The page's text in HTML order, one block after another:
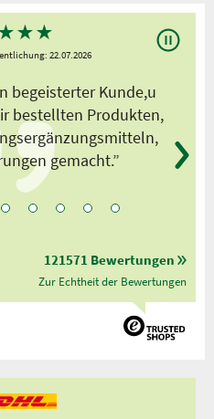
★★
22.07.2026
begeisterter Kunde,u
bestellten Produkten,
gemacht.”
121571 Bewertungen
Zur Echtheit der Bewertungen